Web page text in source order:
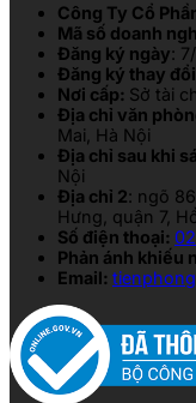
Công Ty Cổ
Mã số doanh
Đăng ký ngày:
Đăng ký thay
Nơi cấp: Sở tài
Địa chỉ văn
Mai, Hà Nội
Địa chỉ sau khi
Nội
Địa chỉ 2: ngõ
Hưng, quận 7,
Số điện thoại:
Phản ánh khiếu
Email: